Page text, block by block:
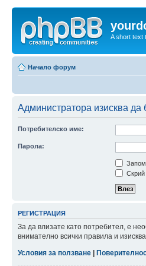
A short text
Начало форум
Администратора изисква да
Потребителско име:
Парола:
РЕГИСТРАЦИЯ
За да влизате като потребител, е
внимателно всички правила и
Условия за ползване